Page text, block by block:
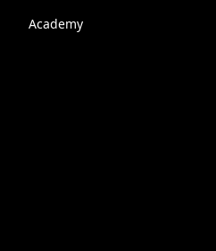
Academy